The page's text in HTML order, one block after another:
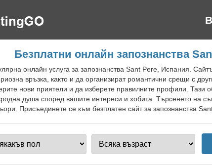
Безплатни онлайн запознанства
онлайн услуга за запознанства Sant Pere, Испания.
връзка, както и да организират романтични срещи с
нови приятели и да изберете правилните профили.
душа според вашите интереси и хобита. Търсенето на
Присъединете се към безплатен сайт за запознанства